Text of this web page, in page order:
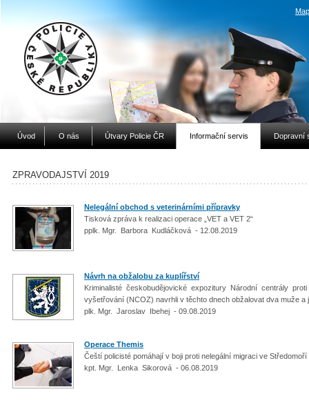
Úvod O nás Útvary Policie ČR Informační servis Dopravní
ZPRAVODAJSTVÍ 2019
Nelegální obchod s veterinárními přípravky
Tisková zpráva k realizaci operace „VET a VET 2“
pplk. Mgr. Barbora Kudláčková - 12.08.2019
Návrh na obžalobu za kuplířství
Kriminalisté českobudějovické expozitury Národní centrály
vyšetřování (NCOZ) navrhli v těchto dnech obžalovat dva muže a
plk. Mgr. Jaroslav Ibehej - 09.08.2019
Operace Themis
Čeští policisté pomáhají v boji proti nelegální migraci ve Středomoří
kpt. Mgr. Lenka Sikorová - 06.08.2019